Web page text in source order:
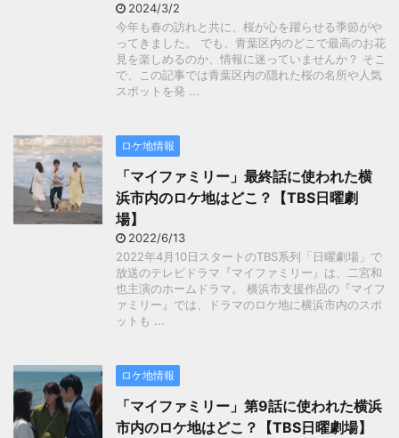
2024/3/2
今年も春の訪れと共に、桜が心を躍らせる季節がや
ってきました。 でも、青葉区内のどこで最高のお花
見を楽しめるのか、情報に迷っていませんか？ そこ
で、この記事では青葉区内の隠れた桜の名所や人気
スポットを発 ...
ロケ地情報
「マイファミリー」最終話に使われた横
浜市内のロケ地はどこ？【TBS日曜劇
場】
2022/6/13
2022年4月10日スタートのTBS系列「日曜劇場」で
放送のテレビドラマ『マイファミリー』は、二宮和
也主演のホームドラマ。 横浜市支援作品の『マイフ
ァミリー』では、ドラマのロケ地に横浜市内のスポ
ットも ...
ロケ地情報
「マイファミリー」第9話に使われた横浜
市内のロケ地はどこ？【TBS日曜劇場】